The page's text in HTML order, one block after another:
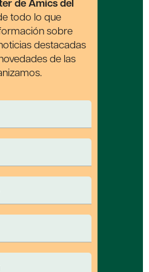
de Amics del
todo lo que
sobre
destacadas
de las